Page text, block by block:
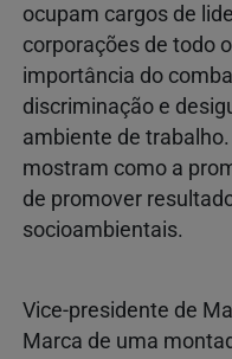
ocupam cargos de
corporações de todo
importância do
discriminação e
ambiente de
mostram como a
de promover
socioambientais.
Vice-presidente de
Marca de uma